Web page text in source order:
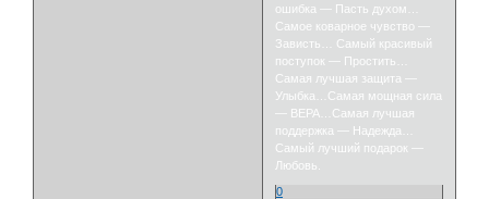
ошибка — Пасть духом…
Самое коварное чувство —
Зависть… Самый красивый
поступок — Простить…
Самая лучшая защита —
Улыбка…Самая мощная сила
— ВЕРА…Самая лучшая
поддержка — Надежда…
Самый лучший подарок —
Любовь.
0